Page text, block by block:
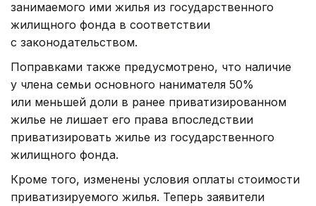
занимаемого ими жилья из государственного
жилищного фонда в соответствии
с законодательством.
Поправками также предусмотрено, что наличие
у члена семьи основного нанимателя 50%
или меньшей доли в ранее приватизированном
жилье не лишает его права впоследствии
приватизировать жилье из государственного
жилищного фонда.
Кроме того, изменены условия оплаты стоимости
приватизируемого жилья. Теперь заявители